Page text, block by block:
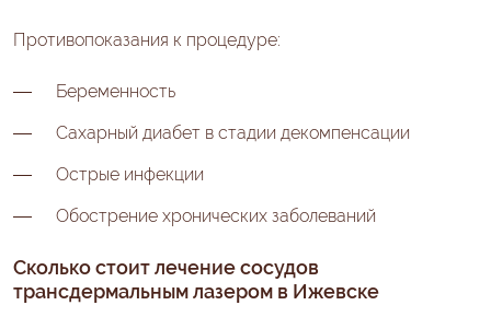
Противопоказания к процедуре:
Беременность
Сахарный диабет в стадии декомпенсации
Острые инфекции
Обострение хронических заболеваний
Сколько стоит лечение сосудов
трансдермальным лазером в Ижевске